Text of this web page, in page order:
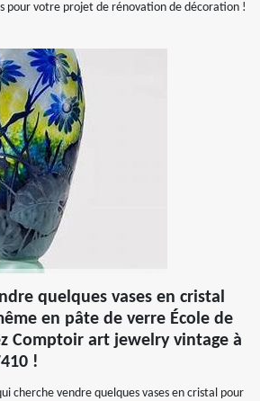
pour votre projet de rénovation de décoration !
quelques vases en cristal
en pâte de verre École de
Comptoir art jewelry vintage à
!
cherche vendre quelques vases en cristal pour